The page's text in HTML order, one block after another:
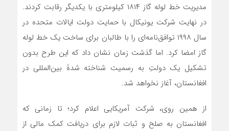
مدیریت خط لوله گاز ۱۸۱۴ کیلومتری با یکدیگر رقابت کردند.
در نهایت شرکت یونیکال با حمایت دولت ایالات متحده در
سال ۱۹۹۸ توافق‌نامه‌ای را با طالبان برای ساخت یک خط لوله
گاز امضا کرد. اما گذشت زمان نشان داد که این طرح بدون
تشکیل یک دولتِ به رسمیت شناخته شدۀ بین‌المللی در
افغانستان، آغاز نخواهد شد.
از همین روی، شرکت آمریکایی اعلام کرد؛ تا زمانی که
افغانستان به صلح و ثبات لازم برای دریافت کمک مالی از